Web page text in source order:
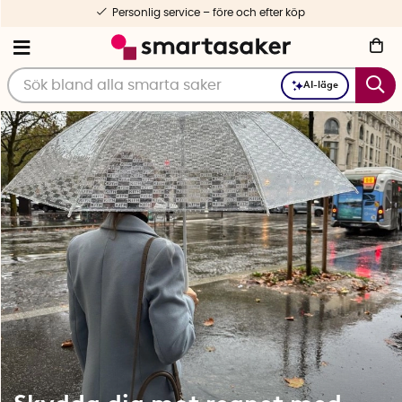
AI-läge
Personlig service – före och efter köp